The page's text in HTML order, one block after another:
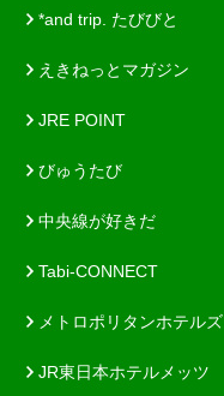
*and trip. たびびと
えきねっとマガジン
JRE POINT
びゅうたび
中央線が好きだ
Tabi-CONNECT
メトロポリタンホテルズ
JR東日本ホテルメッツ